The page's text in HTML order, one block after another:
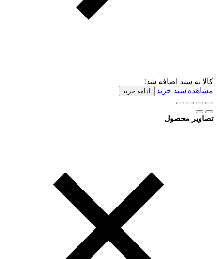
کالا به سبد اضافه شد!
مشاهده سبد خرید
ادامه خرید
تصاویر محصول